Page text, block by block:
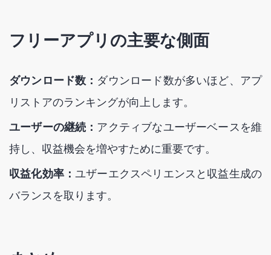
フリーアプリの主要な側面
ダウンロード数： ダウンロード数が多いほど、アプ
リストアのランキングが向上します。
ユーザーの継続： アクティブなユーザーベースを維
持し、収益機会を増やすために重要です。
収益化効率：ユザーエクスペリエンスと収益生成の
バランスを取ります。